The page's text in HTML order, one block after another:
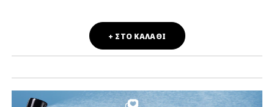
+ ΣΤΟ ΚΑΛΑΘΙ